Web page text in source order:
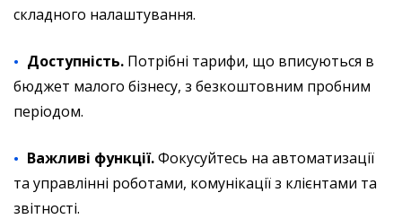
складного налаштування.
Доступність. Потрібні тарифи, що вписуються в
бюджет малого бізнесу, з безкоштовним пробним
періодом.
Важливі функції.Фокусуйтесь на автоматизації
та управлінні роботами, комунікації з клієнтами та
звітності.